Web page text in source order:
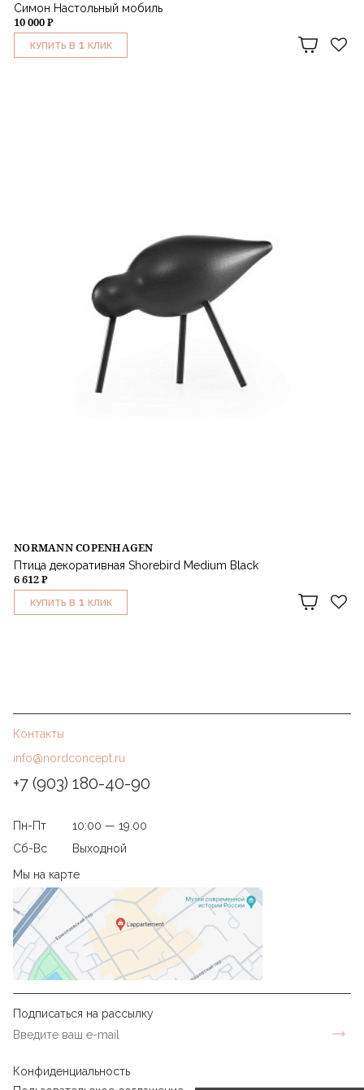
Симон Настольный мобиль
10 000 ₽
КУПИТЬ В 1 КЛИК
NORMANN COPENHAGEN
Птица декоративная Shorebird Medium Black
6 612 ₽
КУПИТЬ В 1 КЛИК
Контакты
info@nordconcept.ru
+7 (903) 180-40-90
Пн-Пт
10:00 — 19.00
Сб-Вс
Выходной
Мы на карте
Подписаться на рассылку
Конфиденциальность